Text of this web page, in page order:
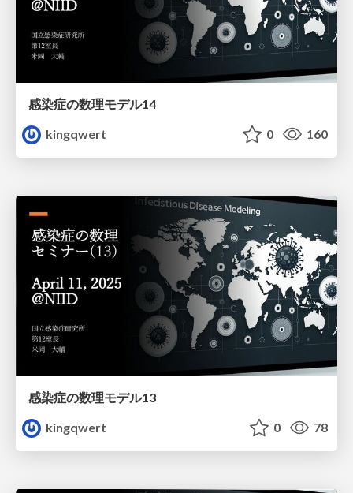
感染症の数理モデル14
kingqwert
0 160
感染症の数理モデル13
kingqwert
0 78